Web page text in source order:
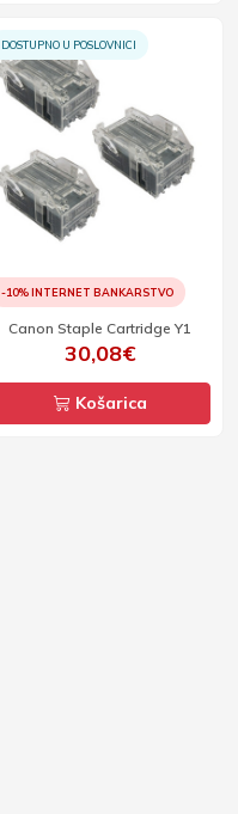
DOSTUPNO U POSLOVNICI
-10% INTERNET BANKARSTVO
Canon Staple Cartridge Y1
30,08€
Košarica